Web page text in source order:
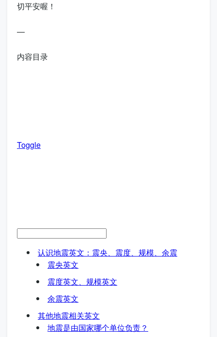
切平安喔！
—
内容目录
Toggle
认识地震英文：震央、震度、规模、余震
震央英文
震度英文、规模英文
余震英文
其他地震相关英文
地震是由国家哪个单位负责？